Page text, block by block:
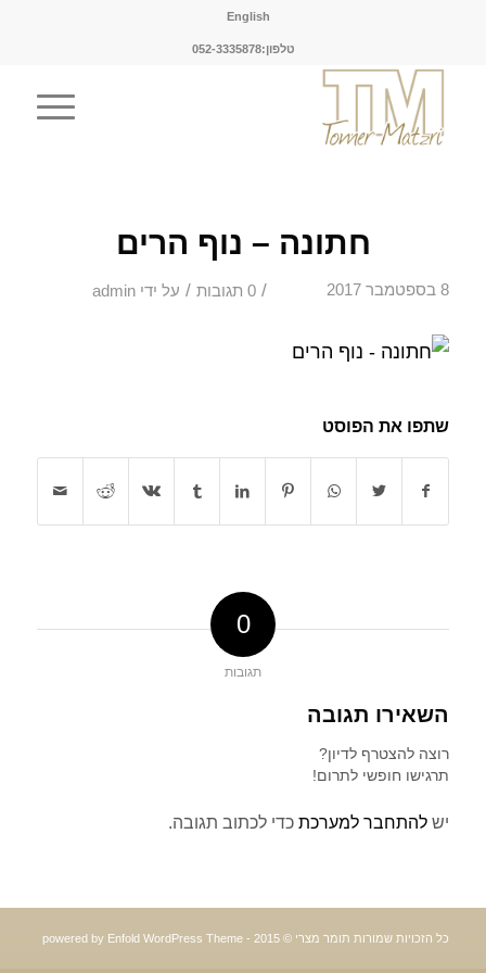
English
טלפון:052-3335878
חתונה – נוף הרים
8 בספטמבר 2017 / 0 תגובות / על ידיadmin
שתפו את הפוסט
0
תגובות
השאירו תגובה
רוצה להצטרף לדיון?
תרגישו חופשי לתרום!
יש להתחבר למערכתכדי לכתוב תגובה.
כל הזכויות שמורות תומר מצרי © 2015 - powered by Enfold WordPress Theme